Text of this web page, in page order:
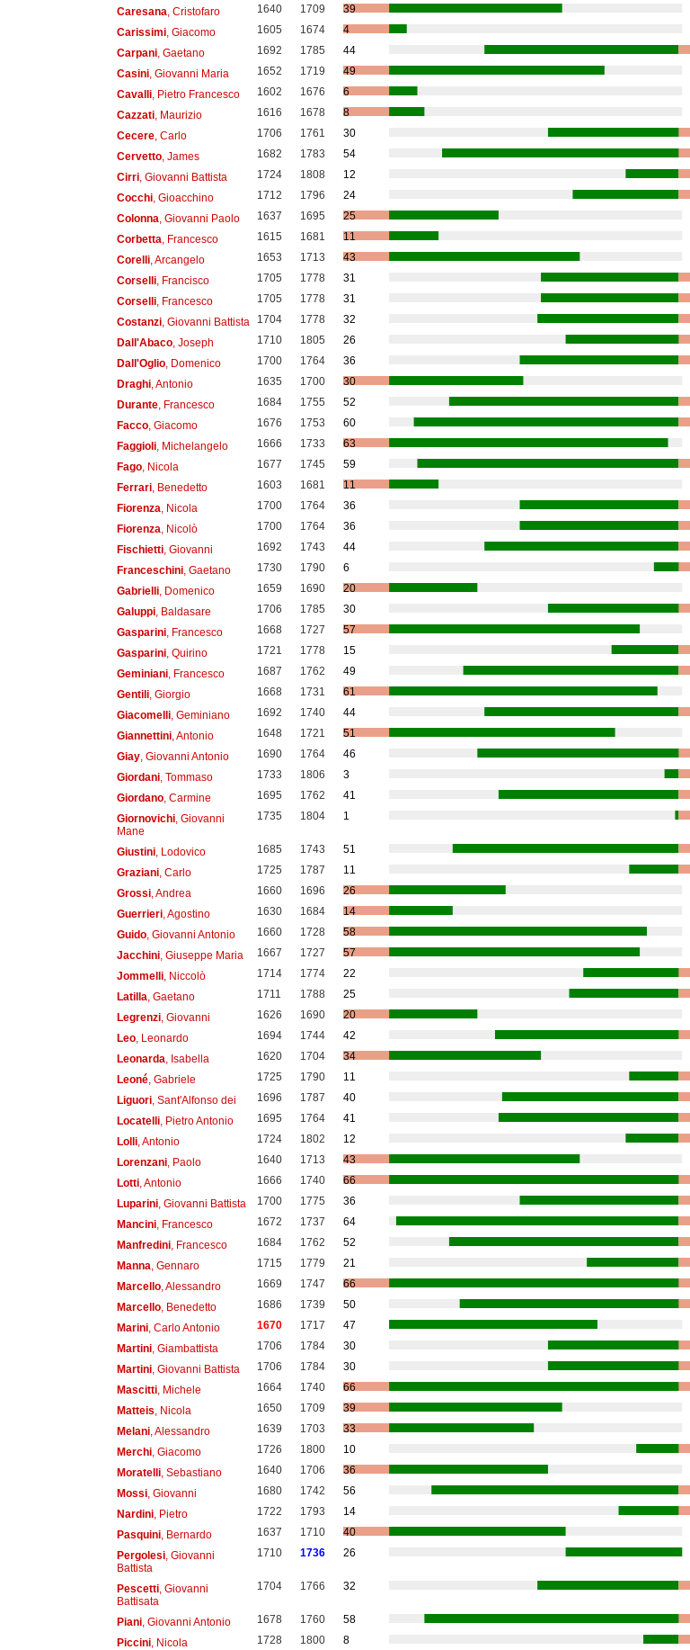
Caresana , Cristofaro 1640 1709
39
Carissimi, Giacomo 1605 1674
4
Carpani, Gaetano 1692 1785
44
Casini, Giovanni Maria 1652 1719
49
Cavalli, Pietro Francesco 1602 1676
6
Cazzati, Maurizio 1616 1678
8
Cecere, Carlo 1706 1761
30
Cervetto, James 1682 1783
54
Cirri, Giovanni Battista 1724 1808
12
Cocchi, Gioacchino 1712 1796
24
Colonna , Giovanni Paolo 1637 1695
25
Corbetta , Francesco 1615 1681
11
Corelli, Arcangelo 1653 1713
43
Corselli, Francisco 1705 1778
31
Corselli, Francesco 1705 1778
31
Costanzi, Giovanni Battista 1704 1778
32
Dall'Abaco, Joseph 1710 1805
26
Dall'Oglio, Domenico 1700 1764
36
Draghi, Antonio 1635 1700
30
Durante, Francesco 1684 1755
52
Facco, Giacomo 1676 1753
60
Faggioli, Michelangelo 1666 1733
63
Fago, Nicola 1677 1745
59
Ferrari, Benedetto 1603 1681
11
Fiorenza , Nicola 1700 1764
36
Fiorenza , Nicolò 1700 1764
36
Fischietti, Giovanni 1692 1743
44
Franceschini, Gaetano 1730 1790
6
Gabrielli, Domenico 1659 1690
20
Galuppi, Baldasare 1706 1785
30
Gasparini, Francesco 1668 1727
57
Gasparini, Quirino 1721 1778
15
Geminiani, Francesco 1687 1762
49
Gentili, Giorgio 1668 1731
61
Giacomelli, Geminiano 1692 1740
44
Giannettini, Antonio 1648 1721
51
Giay, Giovanni Antonio 1690 1764
46
Giordani, Tommaso 1733 1806
3
Giordano, Carmine 1695 1762
41
Giornovichi, Giovanni
Mane
1735 1804 1
Giustini, Lodovico 1685 1743
51
Graziani, Carlo 1725 1787
11
Grossi, Andrea 1660 1696
26
Guerrieri, Agostino 1630 1684
14
Guido, Giovanni Antonio 1660 1728
58
Jacchini, Giuseppe Maria 1667 1727
57
Jommelli, Niccolò 1714 1774
22
Latilla , Gaetano 1711 1788
25
Legrenzi, Giovanni 1626 1690
20
Leo, Leonardo 1694 1744
42
Leonarda , Isabella 1620 1704
34
Leoné, Gabriele 1725 1790
11
Liguori, Sant'Alfonso dei 1696 1787
40
Locatelli, Pietro Antonio 1695 1764
41
Lolli, Antonio 1724 1802
12
Lorenzani, Paolo 1640 1713
43
Lotti, Antonio 1666 1740
66
Luparini, Giovanni Battista 1700 1775
36
Mancini, Francesco 1672 1737
64
Manfredini, Francesco 1684 1762
52
Manna , Gennaro 1715 1779
21
Marcello, Alessandro 1669 1747
66
Marcello, Benedetto 1686 1739
50
Marini, Carlo Antonio 1670 1717
47
Martini, Giambattista 1706 1784
30
Martini, Giovanni Battista 1706 1784
30
Mascitti, Michele 1664 1740
66
Matteis , Nicola 1650 1709
39
Melani, Alessandro 1639 1703
33
Merchi, Giacomo 1726 1800
10
Moratelli, Sebastiano 1640 1706
36
Mossi, Giovanni 1680 1742
56
Nardini, Pietro 1722 1793
14
Pasquini, Bernardo 1637 1710
40
Pergolesi, Giovanni
Battista
1710 1736 26
Pescetti, Giovanni
Battisata
1704 1766 32
Piani, Giovanni Antonio 1678 1760
58
Piccini, Nicola 1728 1800 8